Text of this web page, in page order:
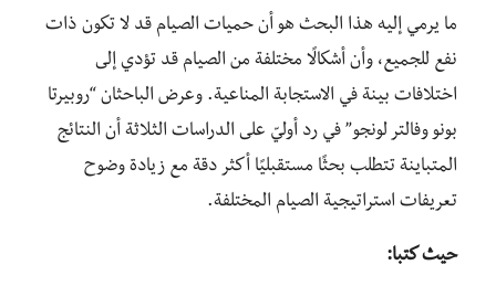
ما يرمي إليه هذا البحث هو أن حميات الصيام قد لا تكون ذات
نفع للجميع، وأن أشكالًا مختلفة من الصيام قد تؤدي إلى
اختلافات بينة في الاستجابة المناعية. وعرض الباحثان “روبيرتا
بونو وفالتر لونجو” في رد أوليّ على الدراسات الثلاثة أن النتائج
المتباينة تتطلب بحثًا مستقبليًا أكثر دقة مع زيادة وضوح
تعريفات استراتيجية الصيام المختلفة.
حيث كتبا: